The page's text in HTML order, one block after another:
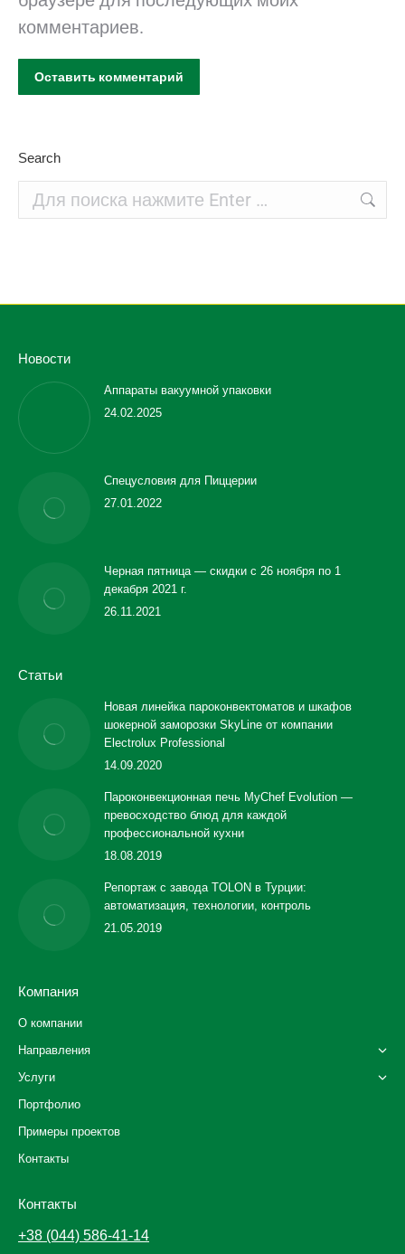
комментариев.
Оставить комментарий
Search
Новости
Аппараты вакуумной упаковки
24.02.2025
Спецусловия для Пиццерии
27.01.2022
Черная пятница — скидки с 26 ноября по 1
декабря 2021 г.
26.11.2021
Статьи
Новая линейка пароконвектоматов и шкафов
шокерной заморозки SkyLine от компании
Electrolux Professional
14.09.2020
Пароконвекционная печь MyChef Evolution —
превосходство блюд для каждой
профессиональной кухни
18.08.2019
Репортаж с завода TOLON в Турции:
автоматизация, технологии, контроль
21.05.2019
Компания
О компании
Направления
Услуги
Портфолио
Примеры проектов
Контакты
Контакты
+38 (044) 586-41-14